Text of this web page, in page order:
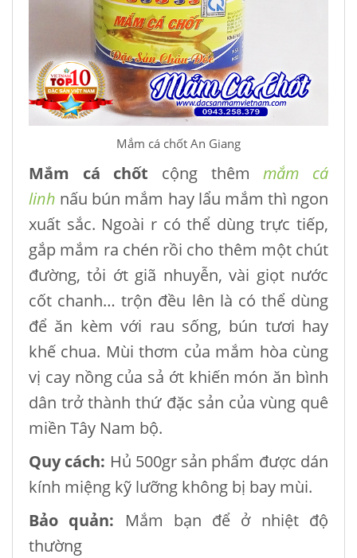
Mắm cá chốt An Giang
Mắm cá chốt cộng thêmmắm cá
linh nấu bún mắm hay lẩu mắm thì ngon
xuất sắc. Ngoài r có thể dùng trực tiếp,
gắp mắm ra chén rồi cho thêm một chút
đường, tỏi ớt giã nhuyễn, vài giọt nước
cốt chanh… trộn đều lên là có thể dùng
để ăn kèm với rau sống, bún tươi hay
khế chua. Mùi thơm của mắm hòa cùng
vị cay nồng của sả ớt khiến món ăn bình
dân trở thành thứ đặc sản của vùng quê
miền Tây Nam bộ.
Quy cách: Hủ 500gr sản phẩm được dán
kính miệng kỹ lưỡng không bị bay mùi.
Bảo quản: Mắm bạn để ở nhiệt độ
thường